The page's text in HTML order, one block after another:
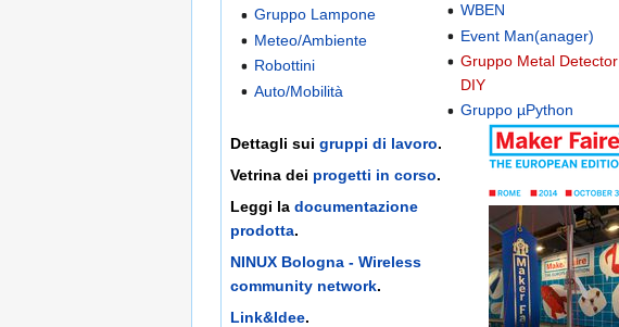
Gruppo Lampone
Meteo/Ambiente
Robottini
Auto/Mobilità
WBEN
Event Man(anager)
Gruppo Metal Detector
DIY
Gruppo µPython
Dettagli sui gruppi di lavoro.
Vetrina dei progetti in corso.
Leggi la documentazione
prodotta.
NINUX Bologna - Wireless
community network.
Link&Idee.